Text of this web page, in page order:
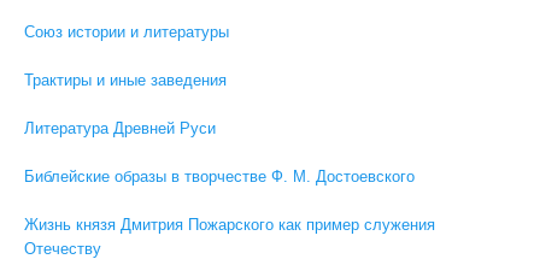
Союз истории и литературы
Трактиры и иные заведения
Литература Древней Руси
Библейские образы в творчестве Ф. М. Достоевского
Жизнь князя Дмитрия Пожарского как пример служения
Отечеству